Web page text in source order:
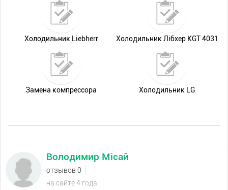
Холодильник Liebherr Холодильник Лібхер KGT 4031
Замена компрессора Холодильник LG
Володимир Місай
отзывов 0
на сайте 4 года